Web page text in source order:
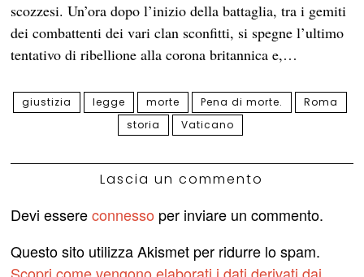
scozzesi. Un’ora dopo l’inizio della battaglia, tra i gemiti
dei combattenti dei vari clan sconfitti, si spegne l’ultimo
tentativo di ribellione alla corona britannica e,…
giustizia legge morte Pena di morte.
Roma
storia
Vaticano
Lascia un commento
Devi essereconnesso per inviare un commento.
Questo sito utilizza Akismet per ridurre lo spam.